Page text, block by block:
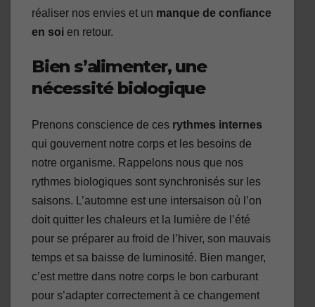
réaliser nos envies et un manque de confiance
en soi en retour.
Bien s’alimenter, une
nécessité biologique
Prenons conscience de ces rythmes internes
qui gouvernent notre corps et les besoins de
notre organisme. Rappelons nous que nos
rythmes biologiques sont synchronisés sur les
saisons. L’automne est une intersaison où l’on
doit quitter les chaleurs et la lumière de l’été
pour se préparer au froid de l’hiver, son mauvais
temps et sa baisse de luminosité. Bien manger,
c’est mettre dans notre corps le bon carburant
pour s’adapter correctement à ce changement